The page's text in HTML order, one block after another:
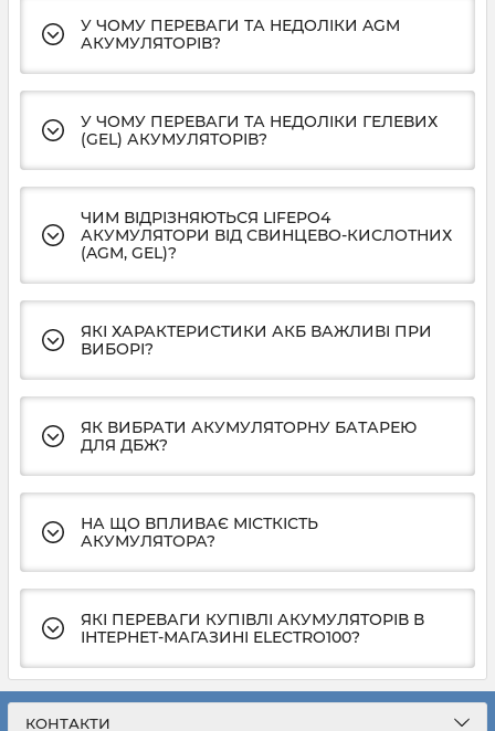
У ЧОМУ ПЕРЕВАГИ ТА НЕДОЛІКИ AGM
АКУМУЛЯТОРІВ?
У ЧОМУ ПЕРЕВАГИ ТА НЕДОЛІКИ ГЕЛЕВИХ
(GEL) АКУМУЛЯТОРІВ?
ЧИМ ВІДРІЗНЯЮТЬСЯ LIFEPO4
АКУМУЛЯТОРИ ВІД СВИНЦЕВО-КИСЛОТНИХ
(AGM, GEL)?
ЯКІ ХАРАКТЕРИСТИКИ АКБ ВАЖЛИВІ ПРИ
ВИБОРІ?
ЯК ВИБРАТИ АКУМУЛЯТОРНУ БАТАРЕЮ
ДЛЯ ДБЖ?
НА ЩО ВПЛИВАЄ МІСТКІСТЬ
АКУМУЛЯТОРА?
ЯКІ ПЕРЕВАГИ КУПІВЛІ АКУМУЛЯТОРІВ В
ІНТЕРНЕТ-МАГАЗИНІ ELECTRO100?
КОНТАКТИ